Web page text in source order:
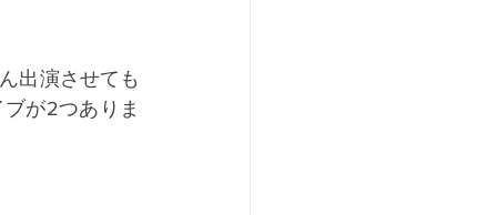
出演させても
が2つありま